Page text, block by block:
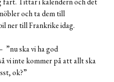
och ta dem till
ner till Frankrike idag.
”nu ska vi ha god
vi inte kommer på att allt ska
ok?”